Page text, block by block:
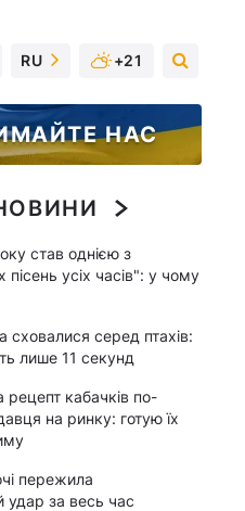
RU +21
НАС
став однією з
пісень усіх часів": у чому
сховалися серед птахів:
лише 11 секунд
рецепт кабачків по-
на ринку: готую їх
пережила
удар за весь час